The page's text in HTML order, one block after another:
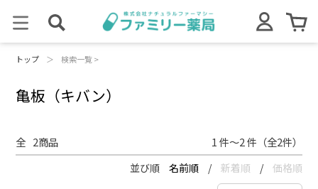
トップ ＞ 検索一覧 >
亀板（キバン）
全 2商品 1 件～2 件（全2件）
並び順 名前順 / 新着順 / 価格順